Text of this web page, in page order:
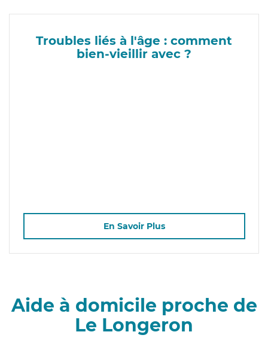
Troubles liés à l'âge : comment
bien-vieillir avec ?
En Savoir Plus
Aide à domicile proche de
Le Longeron